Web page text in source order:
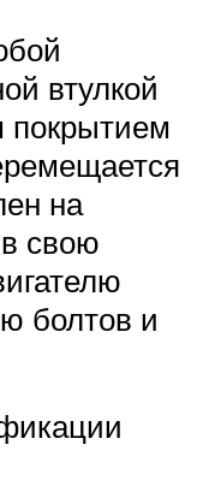
втулкой
покрытием
на
свою
болтов и